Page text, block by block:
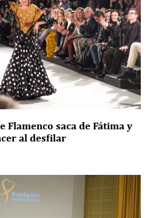
Flamenco saca de Fátima y
al desfilar